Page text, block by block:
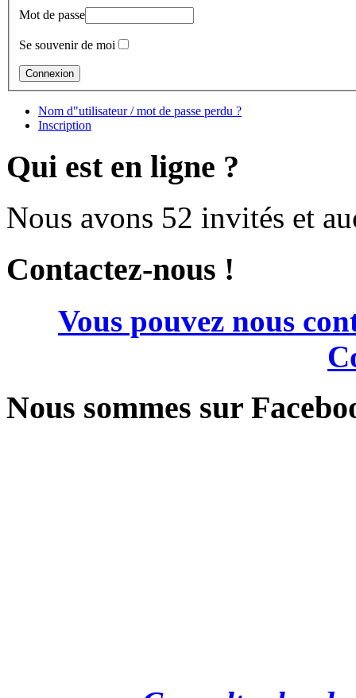
Mot de passe
Se souvenir de moi
Nom d"utilisateur / mot de passe perdu ?
Inscription
Qui est en ligne ?
Nous avons 52 invités et
Contactez-nous !
Vous pouvez nous
Nous sommes sur